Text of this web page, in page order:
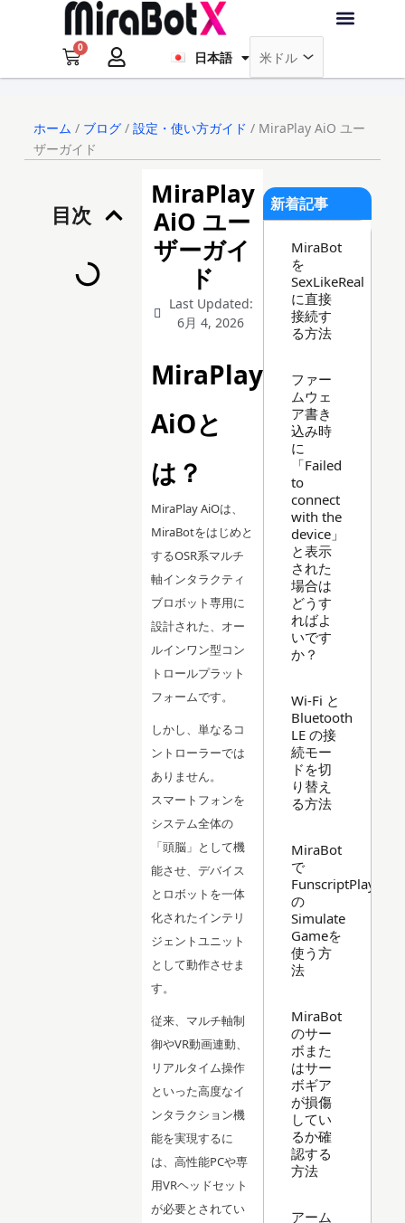
0
Cart 日本語
Français
Deutsch
ホーム / ブログ/ 設定・使い方ガイド / MiraPlay AiO ユー
ザーガイド
目次
MiraPlay
AiO ユー
ザーガイ
ド
Last Updated:
6月 4, 2026
MiraPlay
AiOと
は？
MiraPlay AiOは、
MiraBotをはじめと
するOSR系マルチ
軸インタラクティ
ブロボット専用に
設計された、オー
ルインワン型コン
トロールプラット
フォームです。
しかし、単なるコ
ントローラーでは
ありません。
スマートフォンを
システム全体の
「頭脳」として機
能させ、デバイス
とロボットを一体
化されたインテリ
ジェントユニット
として動作させま
す。
従来、マルチ軸制
御やVR動画連動、
リアルタイム操作
といった高度なイ
ンタラクション機
能を実現するに
は、高性能PCや専
用VRヘッドセット
が必要とされてい
新着記事
MiraBot
を
SexLikeReal
に直接
接続す
る方法
ファー
ムウェ
ア書き
込み時
に
「Failed
to
connect
with the
device」
と表示
された
場合は
どうす
ればよ
いです
か？
Wi-Fi と
Bluetooth
LE の接
続モー
ドを切
り替え
る方法
MiraBot
で
FunscriptPlayer
の
Simulate
Gameを
使う方
法
MiraBot
のサー
ボまた
はサー
ボギア
が損傷
してい
るか確
認する
方法
アーム